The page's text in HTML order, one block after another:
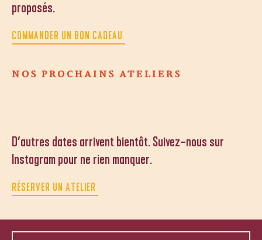
proposés.
COMMANDER UN BON CADEAU
NOS PROCHAINS ATELIERS
D’autres dates arrivent bientôt. Suivez-nous sur
Instagram pour ne rien manquer.
RÉSERVER UN ATELIER